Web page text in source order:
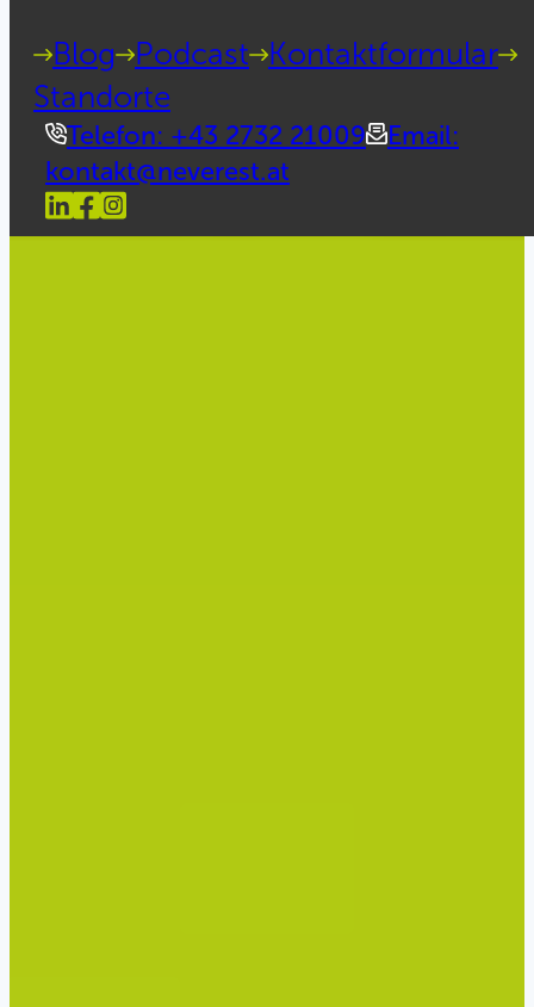
Blog Podcast Kontaktformular
Standorte
Telefon: +43 2732 21009
Email:
kontakt@neverest.at